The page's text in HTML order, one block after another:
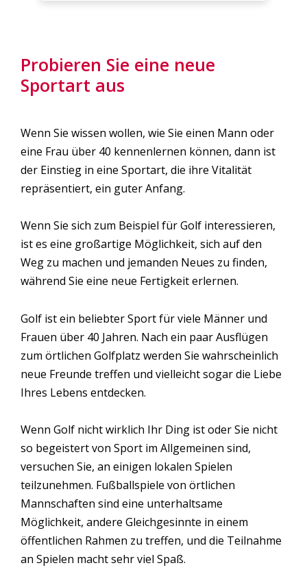
Probieren Sie eine neue
Sportart aus
Wenn Sie wissen wollen, wie Sie einen Mann oder
eine Frau über 40 kennenlernen können, dann ist
der Einstieg in eine Sportart, die ihre Vitalität
repräsentiert, ein guter Anfang.
Wenn Sie sich zum Beispiel für Golf interessieren,
ist es eine großartige Möglichkeit, sich auf den
Weg zu machen und jemanden Neues zu finden,
während Sie eine neue Fertigkeit erlernen.
Golf ist ein beliebter Sport für viele Männer und
Frauen über 40 Jahren. Nach ein paar Ausflügen
zum örtlichen Golfplatz werden Sie wahrscheinlich
neue Freunde treffen und vielleicht sogar die Liebe
Ihres Lebens entdecken.
Wenn Golf nicht wirklich Ihr Ding ist oder Sie nicht
so begeistert von Sport im Allgemeinen sind,
versuchen Sie, an einigen lokalen Spielen
teilzunehmen. Fußballspiele von örtlichen
Mannschaften sind eine unterhaltsame
Möglichkeit, andere Gleichgesinnte in einem
öffentlichen Rahmen zu treffen, und die Teilnahme
an Spielen macht sehr viel Spaß.